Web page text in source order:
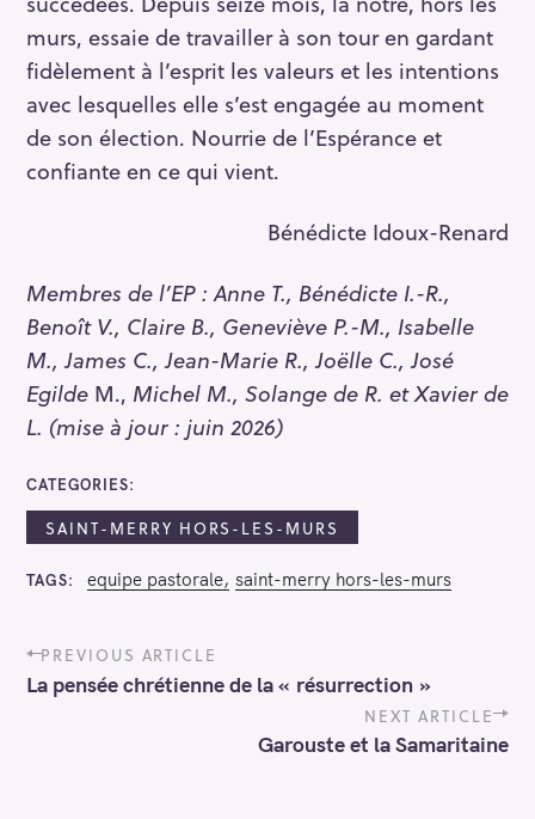
murs, essaie de travailler à son tour en gardant
fidèlement à l’esprit les valeurs et les intentions
avec lesquelles elle s’est engagée au moment
de son élection. Nourrie de l’Espérance et
confiante en ce qui vient.
Bénédicte Idoux-Renard
Membres de l’EP : Anne T., Bénédicte I.-R.,
Benoît V., Claire B., Geneviève P.-M., Isabelle
M., James C., Jean-Marie R., Joëlle C., José
Egilde M., Michel M., Solange de R. et Xavier de
L. (mise à jour : juin 2026)
CATEGORIES
SAINT-MERRY HORS-LES-MURS
TAGS equipe pastorale saint-merry hors-les-murs
P
o
s
PREVIOUS ARTICLE
La pensée chrétienne de la « résurrection »
NEXT ARTICLE
Garouste et la Samaritaine
e
a
r
c
h
f